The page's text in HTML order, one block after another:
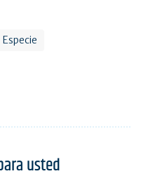
Especie
usted